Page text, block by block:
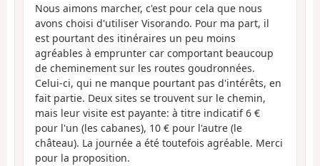
Nous aimons marcher, c'est pour cela que nous
avons choisi d'utiliser Visorando. Pour ma part, il
est pourtant des itinéraires un peu moins
agréables à emprunter car comportant beaucoup
de cheminement sur les routes goudronnées.
Celui-ci, qui ne manque pourtant pas d'intérêts, en
fait partie. Deux sites se trouvent sur le chemin,
mais leur visite est payante: à titre indicatif 6 €
pour l'un (les cabanes), 10 € pour l'autre (le
château). La journée a été toutefois agréable. Merci
pour la proposition.